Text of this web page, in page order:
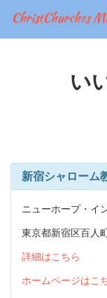
ChristChurches
い
新宿シャローム
ニューホープ・イ
東京都新宿区百人
詳細はこちら
ホームページはこ